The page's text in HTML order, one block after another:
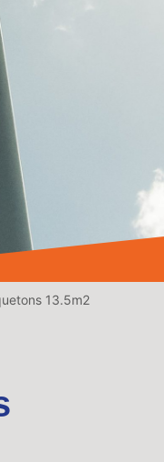
13.5m2